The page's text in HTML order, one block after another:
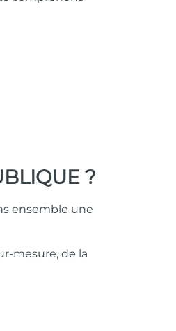
?
ensemble une
mesure, de la